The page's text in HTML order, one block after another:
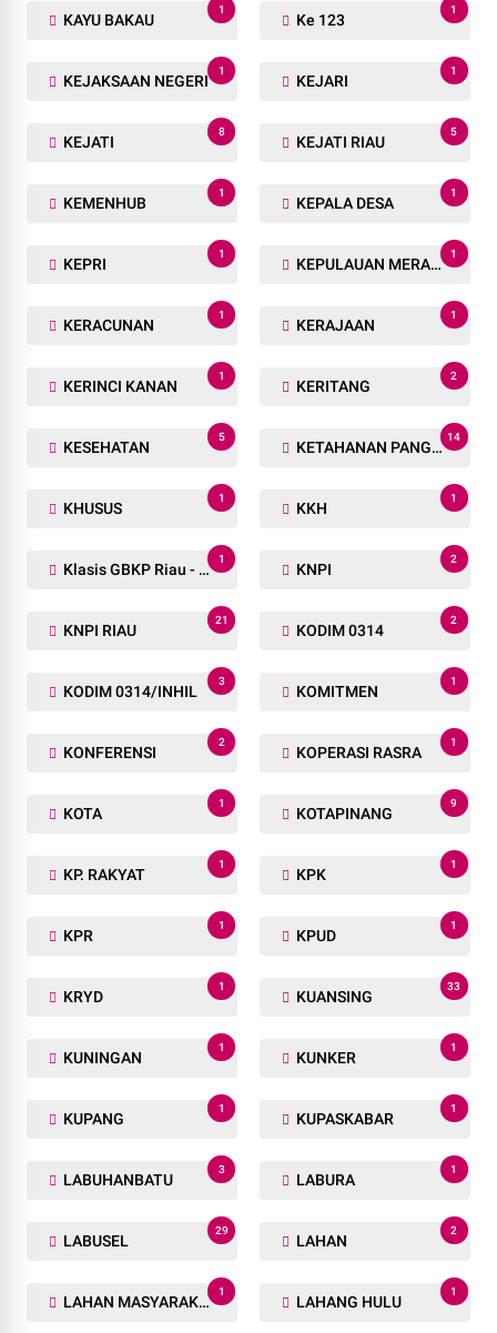
KAYU BAKAU
1
Ke 123
1
KEJAKSAAN NEGERI
1
KEJARI
1
KEJATI
8
KEJATI RIAU
5
KEMENHUB
1
KEPALA DESA
1
KEPRI
1
KEPULAUAN MERANTI
1
KERACUNAN
1
KERAJAAN
1
KERINCI KANAN
1
KERITANG
2
KESEHATAN
5
KETAHANAN PANGAN
14
KHUSUS
1
KKH
1
Klasis GBKP Riau - Sumbar.
1
KNPI
2
KNPI RIAU
21
KODIM 0314
2
KODIM 0314/INHIL
3
KOMITMEN
1
KONFERENSI
2
KOPERASI RASRA
1
KOTA
1
KOTAPINANG
9
KP. RAKYAT
1
KPK
1
KPR
1
KPUD
1
KRYD
1
KUANSING
33
KUNINGAN
1
KUNKER
1
KUPANG
1
KUPASKABAR
1
LABUHANBATU
3
LABURA
1
LABUSEL
29
LAHAN
2
LAHAN MASYARAKAT
1
LAHANG HULU
1